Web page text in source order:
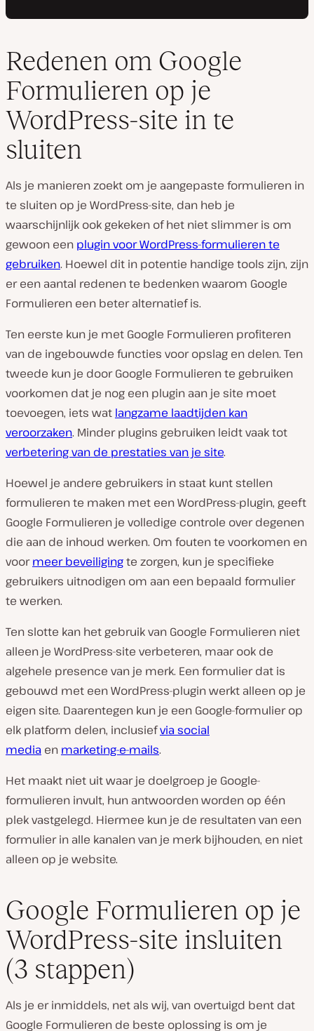
Redenen om Google
Formulieren op je
WordPress-site in te
sluiten
Als je manieren zoekt om je aangepaste formulieren in
te sluiten op je WordPress-site, dan heb je
waarschijnlijk ook gekeken of het niet slimmer is om
gewoon een plugin voor WordPress-formulieren te
gebruiken. Hoewel dit in potentie handige tools zijn, zijn
er een aantal redenen te bedenken waarom Google
Formulieren een beter alternatief is.
Ten eerste kun je met Google Formulieren profiteren
van de ingebouwde functies voor opslag en delen. Ten
tweede kun je door Google Formulieren te gebruiken
voorkomen dat je nog een plugin aan je site moet
toevoegen, iets wat langzame laadtijden kan
veroorzaken. Minder plugins gebruiken leidt vaak tot
verbetering van de prestaties van je site.
Hoewel je andere gebruikers in staat kunt stellen
formulieren te maken met een WordPress-plugin, geeft
Google Formulieren je volledige controle over degenen
die aan de inhoud werken. Om fouten te voorkomen en
voormeer beveiligingte zorgen, kun je specifieke
gebruikers uitnodigen om aan een bepaald formulier
te werken.
Ten slotte kan het gebruik van Google Formulieren niet
alleen je WordPress-site verbeteren, maar ook de
algehele presence van je merk. Een formulier dat is
gebouwd met een WordPress-plugin werkt alleen op je
eigen site. Daarentegen kun je een Google-formulier op
elk platform delen, inclusiefvia social
media en marketing-e-mails.
Het maakt niet uit waar je doelgroep je Google-
formulieren invult, hun antwoorden worden op één
plek vastgelegd. Hiermee kun je de resultaten van een
formulier in alle kanalen van je merk bijhouden, en niet
alleen op je website.
Google Formulieren op je
WordPress-site insluiten
(3 stappen)
Als je er inmiddels, net als wij, van overtuigd bent dat
Google Formulieren de beste oplossing is om je